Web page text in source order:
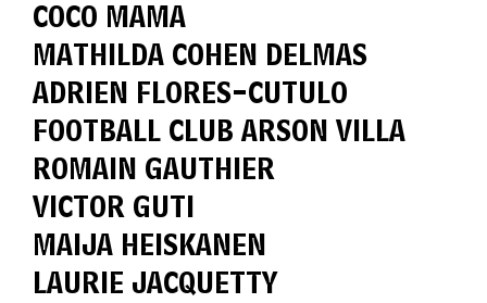
COCO MAMA
MATHILDA COHEN DELMAS
ADRIEN FLORES-CUTULO
FOOTBALL CLUB ARSON VILLA
ROMAIN GAUTHIER
VICTOR GUTI
MAIJA HEISKANEN
LAURIE JACQUETTY